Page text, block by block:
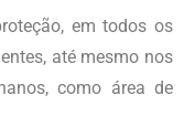
em todos os
até mesmo nos
como área de